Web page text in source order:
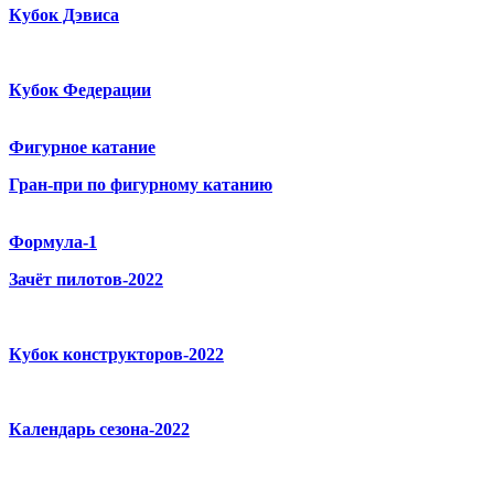
Кубок Дэвиса
Кубок Федерации
Фигурное катание
Гран-при по фигурному катанию
Формула-1
Зачёт пилотов-2022
Кубок конструкторов-2022
Календарь сезона-2022